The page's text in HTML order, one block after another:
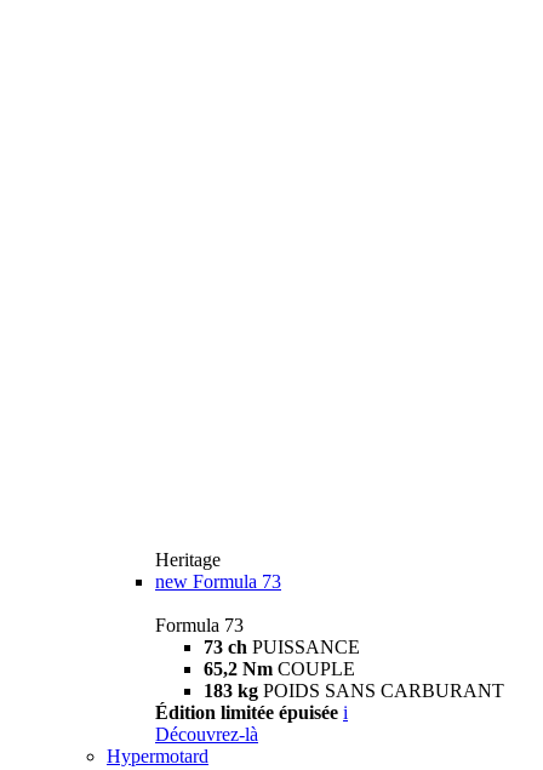
Heritage
new Formula 73
Formula 73
73 ch PUISSANCE
65,2 Nm COUPLE
183 kg POIDS SANS CARBURANT
Édition limitée épuisée i
Découvrez-là
Hypermotard